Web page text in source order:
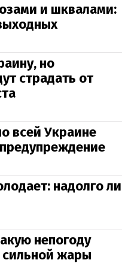
и шквалами:
но
страдать от
всей Украине
надолго ли
непогоду
сильной жары